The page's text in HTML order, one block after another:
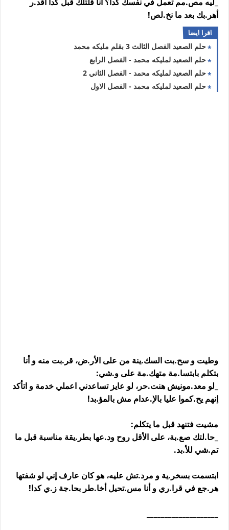
أهر.بك بعد ما نخ.لص!
اقرا ايضا
حلم الصعيد الفصل الثالث 3 بقلم مليكه محمد
حلم الصعيد لمليكه محمد - الفصل الرابع
حلم الصعيد لمليكه محمد - الفصل الثاني 2
حلم الصعيد لمليكه محمد - الفصل الاول
وطيت و سح.بت السك.ينة من على الأر.ض، قر.بت منه و أنا
بتكلم بابتسا.مة متهك.مة على و.شي:
_لو معد.مونيش هنت.حر، لو عايز تساعدني اعملي خدمة و اتأكد
إنهم يح.كموا عليا بالإ.عدام مش بالمؤ.بد!
مشيت فتنهد قبل ما يتكلم:
_حا.لتك صع.بة، على الأقل روح ود.عها بطر.يقة مناسبة قبل ما
تم.شي للأ.بد.
ابتسمت بسخر.ية و مرد.تش عليه، هو كان عارف إني لو شفتها
هر.جع في قرا.ري و أنا مس.تحيل أخا.طر بحا.جة ز.ي كدا!